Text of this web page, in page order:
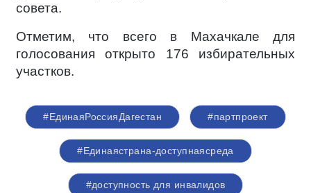
совета.
Отметим, что всего в Махачкале для
голосования открыто 176 избирательных
участков.
#ЕдинаяРоссияДагестан #партпроект
#Единаястрана-доступнаясреда
#доступность для инвалидов